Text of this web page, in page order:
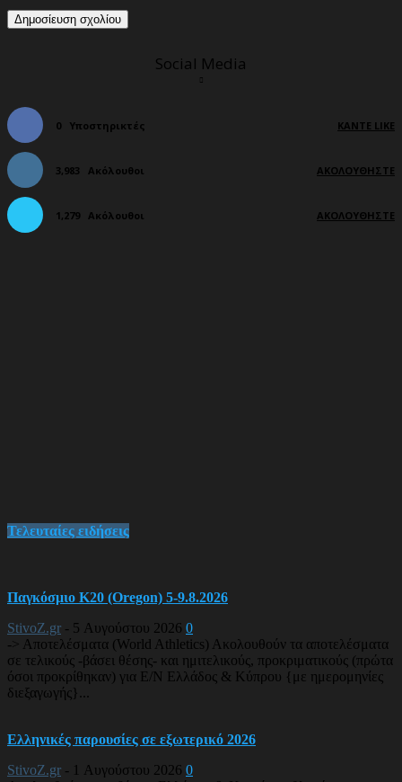
Social Media
0 Υποστηρικτές ΚΆΝΤΕ LIKE
3,983 Ακόλουθοι ΑΚΟΛΟΥΘΉΣΤΕ
1,279 Ακόλουθοι ΑΚΟΛΟΥΘΉΣΤΕ
Τελευταίες ειδήσεις
Παγκόσμιο Κ20 (Oregon) 5-9.8.2026
StivoZ.gr - 5 Αυγούστου 2026 0
-> Αποτελέσματα (World Athletics) Ακολουθούν τα αποτελέσματα
σε τελικούς -βάσει θέσης- και ημιτελικούς, προκριματικούς (πρώτα
όσοι προκρίθηκαν) για Ε/Ν Ελλάδος & Κύπρου {με ημερομηνίες
διεξαγωγής}...
Ελληνικές παρουσίες σε εξωτερικό 2026
StivoZ.gr - 1 Αυγούστου 2026 0